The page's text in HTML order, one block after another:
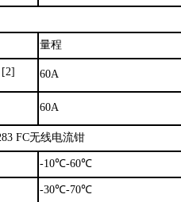
量程
[2] 60A
60A
FC无线电流钳
-10℃-60℃
-30℃-70℃